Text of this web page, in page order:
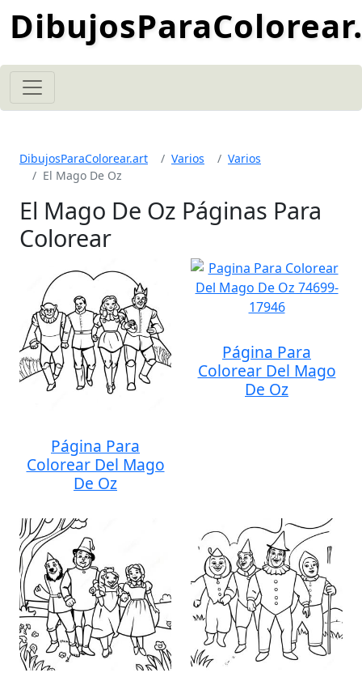
DibujosParaColorear.art Varios
Varios
El Mago De Oz
El Mago De Oz Páginas Para
Colorear
Página Para
Colorear Del Mago
De Oz
Página Para
Colorear Del Mago
De Oz